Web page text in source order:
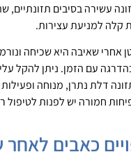
עשירה בסיבים תזונתיים,
קלה למניעת עצירות.
אחרי שאיבה היא שכיחה
עם הזמן. ניתן להקל
דלת נתרן, מנוחה
חמורה יש לפנות לטיפול
כאבים